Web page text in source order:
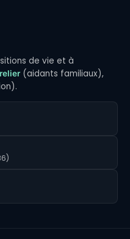
de vie et à
(aidants familiaux),